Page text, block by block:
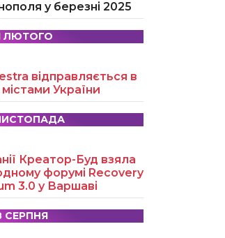
у березні 2025
ЛЮТОГО
відправляється в
України
Креатор-Буд взяла
форумі Recovery
3.0 у Варшаві
СЕРПНЯ